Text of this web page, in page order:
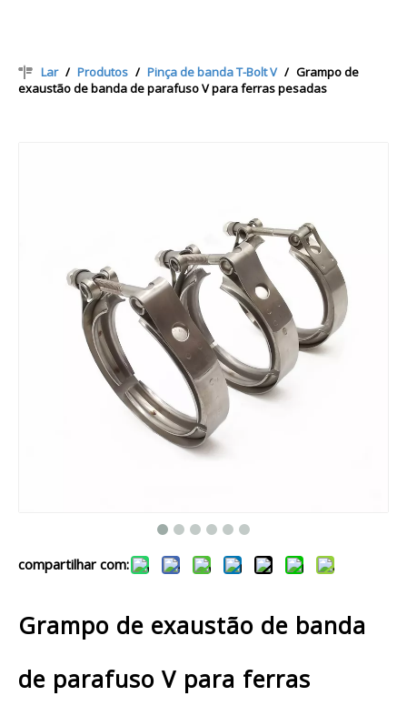
Lar / Produtos / Pinça de banda T-Bolt V / Grampo de
exaustão de banda de parafuso V para ferras pesadas
compartilhar com:
Grampo de exaustão de banda
de parafuso V para ferras